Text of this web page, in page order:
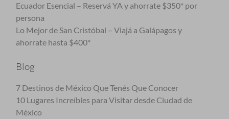
Ecuador Esencial – Reservá YA y ahorrate $350* por
persona
Lo Mejor de San Cristóbal – Viajá a Galápagos y
ahorrate hasta $400*
Blog
7 Destinos de México Que Tenés Que Conocer
10 Lugares Increíbles para Visitar desde Ciudad de
México